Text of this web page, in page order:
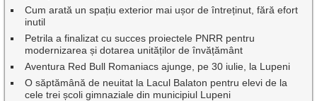
Cum arată un spațiu exterior mai ușor de întreținut, fără efort
inutil
Petrila a finalizat cu succes proiectele PNRR pentru
modernizarea și dotarea unităților de învățământ
Aventura Red Bull Romaniacs ajunge, pe 30 iulie, la Lupeni
O săptămână de neuitat la Lacul Balaton pentru elevi de la
cele trei școli gimnaziale din municipiul Lupeni